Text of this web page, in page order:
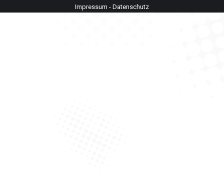
Impressum - Datenschutz